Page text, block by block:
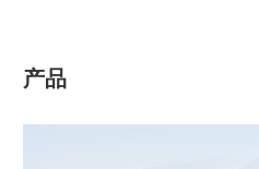
产品